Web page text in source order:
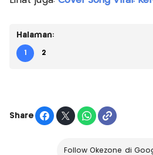
Halaman:
1 2
Share
Follow Okezone di